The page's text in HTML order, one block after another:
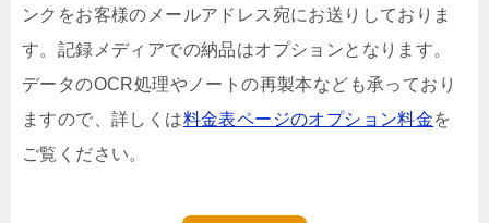
ンクをお客様のメールアドレス宛にお送りしておりま
す。記録メディアでの納品はオプションとなります。
データのOCR処理やノートの再製本なども承っており
ますので、詳しくは料金表ページのオプション料金を
ご覧ください。